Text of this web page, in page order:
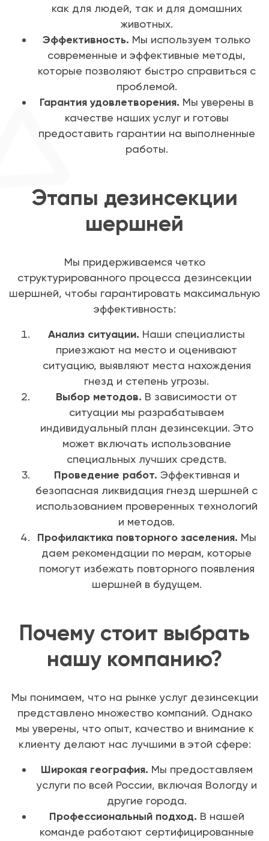
как для людей, так и для домашних
животных.
Эффективность. Мы используем только
современные и эффективные методы,
которые позволяют быстро справиться с
проблемой.
Гарантия удовлетворения. Мы уверены в
качестве наших услуг и готовы
предоставить гарантии на выполненные
работы.
Этапы дезинсекции
шершней
Мы придерживаемся четко
структурированного процесса дезинсекции
шершней, чтобы гарантировать максимальную
эффективность:
Анализ ситуации. Наши специалисты
приезжают на место и оценивают
ситуацию, выявляют места нахождения
гнезд и степень угрозы.
Выбор методов. В зависимости от
ситуации мы разрабатываем
индивидуальный план дезинсекции. Это
может включать использование
специальных лучших средств.
Проведение работ. Эффективная и
безопасная ликвидация гнезд шершней с
использованием проверенных технологий
и методов.
Профилактика повторного заселения. Мы
даем рекомендации по мерам, которые
помогут избежать повторного появления
шершней в будущем.
Почему стоит выбрать
нашу компанию?
Мы понимаем, что на рынке услуг дезинсекции
представлено множество компаний. Однако
мы уверены, что опыт, качество и внимание к
клиенту делают нас лучшими в этой сфере:
Широкая география. Мы предоставляем
услуги по всей России, включая Вологду и
другие города.
Профессиональный подход. В нашей
команде работают сертифицированные